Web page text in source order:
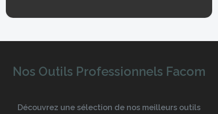
Nos Outils Professionnels Facom
Découvrez une sélection de nos meilleurs outils